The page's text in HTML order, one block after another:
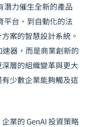
潛力催生全新的產品
台、到自動化的法
案的智慧設計系統。
器，而是商業創新的
層的組織變革與更大
少數企業能夠觸及這
業的 GenAI 投資策略